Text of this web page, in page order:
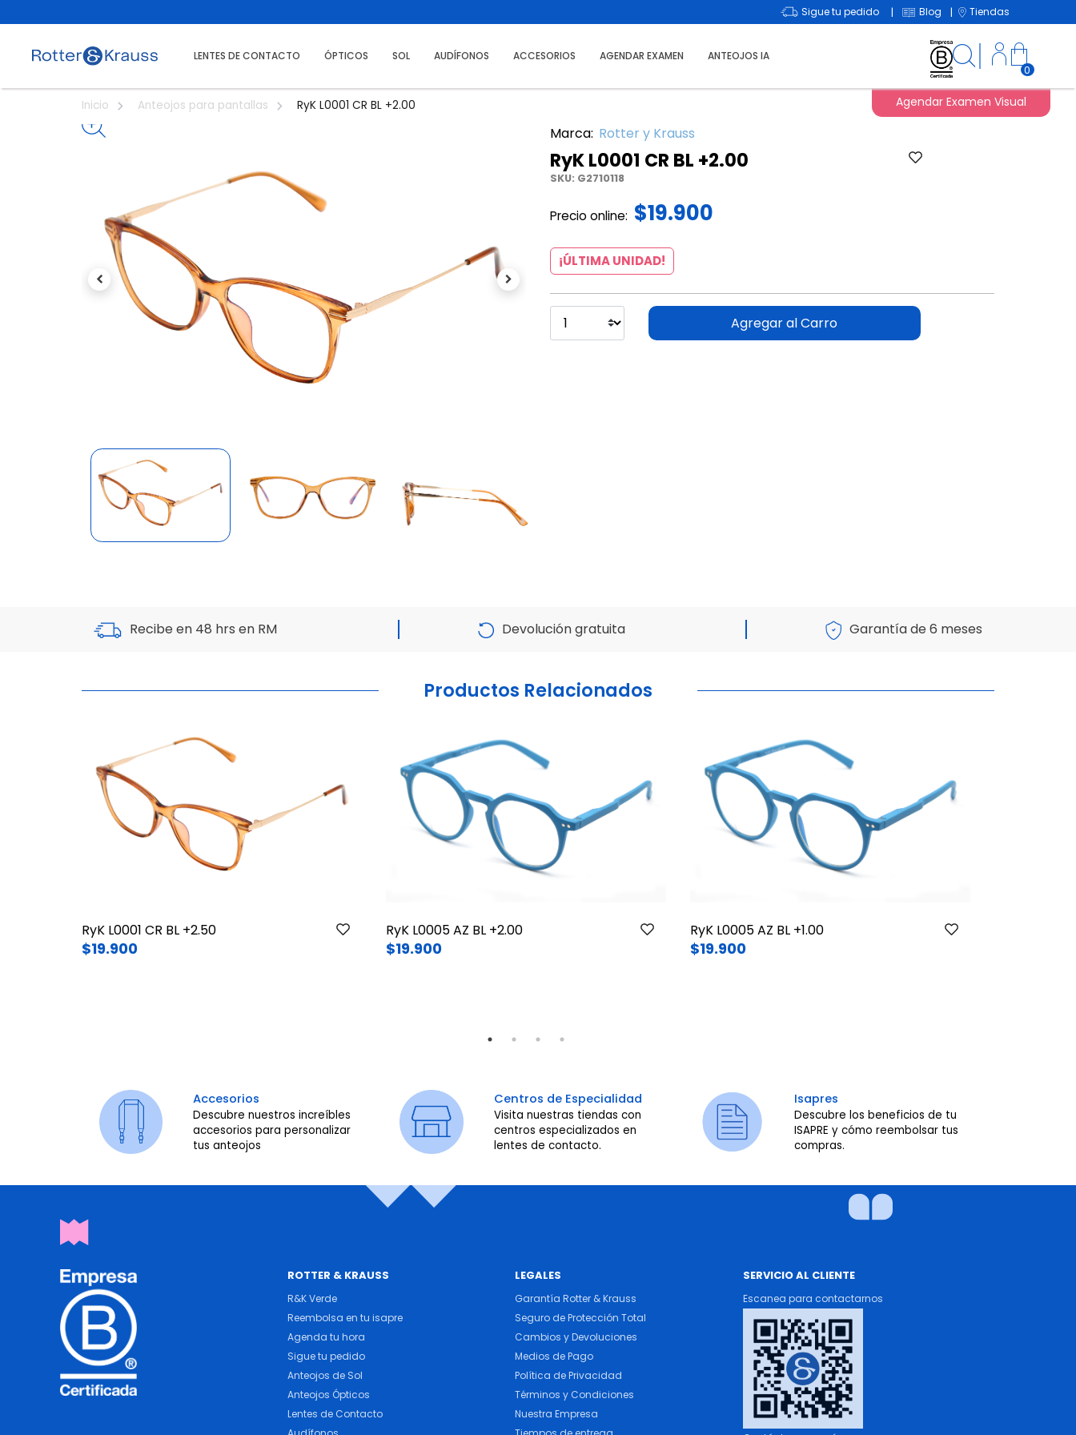
Sigue tu pedido | Blog | Tiendas
LENTES DE CONTACTO ÓPTICOS SOL AUDÍFONOS ACCESORIOS AGENDAR EXAMEN ANTEOJOS IA
0
Agendar Examen Visual
Inicio Anteojos para pantallas RyK L0001 CR BL +2.00
Previous Next
Marca: Rotter y Krauss
RyK L0001 CR BL +2.00
SKU: G2710118
Precio online: $19.900
¡ÚLTIMA UNIDAD!
Agregar al Carro
Recibe en 48 hrs en RM Devolución gratuita Garantía de 6 meses
Productos Relacionados
RyK L0001 CR BL +2.50
$19.900
RyK L0005 AZ BL +2.00
$19.900
RyK L0005 AZ BL +1.00
$19.900
Accesorios
Descubre nuestros increíbles
accesorios para personalizar
tus anteojos
Centros de Especialidad
Visita nuestras tiendas con
centros especializados en
lentes de contacto.
Isapres
Descubre los beneficios de tu
ISAPRE y cómo reembolsar tus
compras.
ROTTER & KRAUSS
R&K Verde
Reembolsa en tu isapre
Agenda tu hora
Sigue tu pedido
Anteojos de Sol
Anteojos Ópticos
Lentes de Contacto
LEGALES
Garantía Rotter & Krauss
Seguro de Protección Total
Cambios y Devoluciones
Medios de Pago
Política de Privacidad
Términos y Condiciones
Nuestra Empresa
SERVICIO AL CLIENTE
Escanea para contactarnos